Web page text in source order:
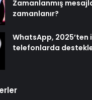
Zamanlanmış
zamanlanır?
WhatsApp, 2025’ten
telefonlarda